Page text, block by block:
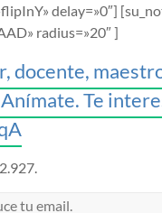
delay=»0″]
radius=»20″ ]
docente,
Te